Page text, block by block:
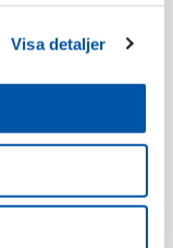
Visa detaljer